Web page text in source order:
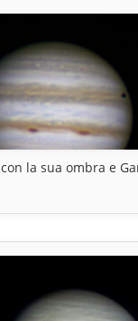
con la sua ombra e